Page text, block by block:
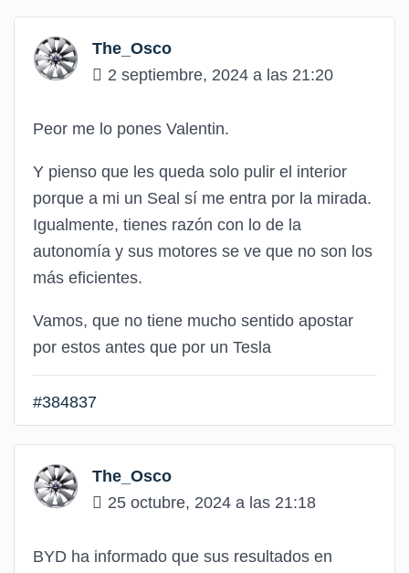
The_Osco
2 septiembre, 2024 a las 21:20
Peor me lo pones Valentin.
Y pienso que les queda solo pulir el interior
porque a mi un Seal sí me entra por la mirada.
Igualmente, tienes razón con lo de la
autonomía y sus motores se ve que no son los
más eficientes.
Vamos, que no tiene mucho sentido apostar
por estos antes que por un Tesla
#384837
The_Osco
25 octubre, 2024 a las 21:18
BYD ha informado que sus resultados en